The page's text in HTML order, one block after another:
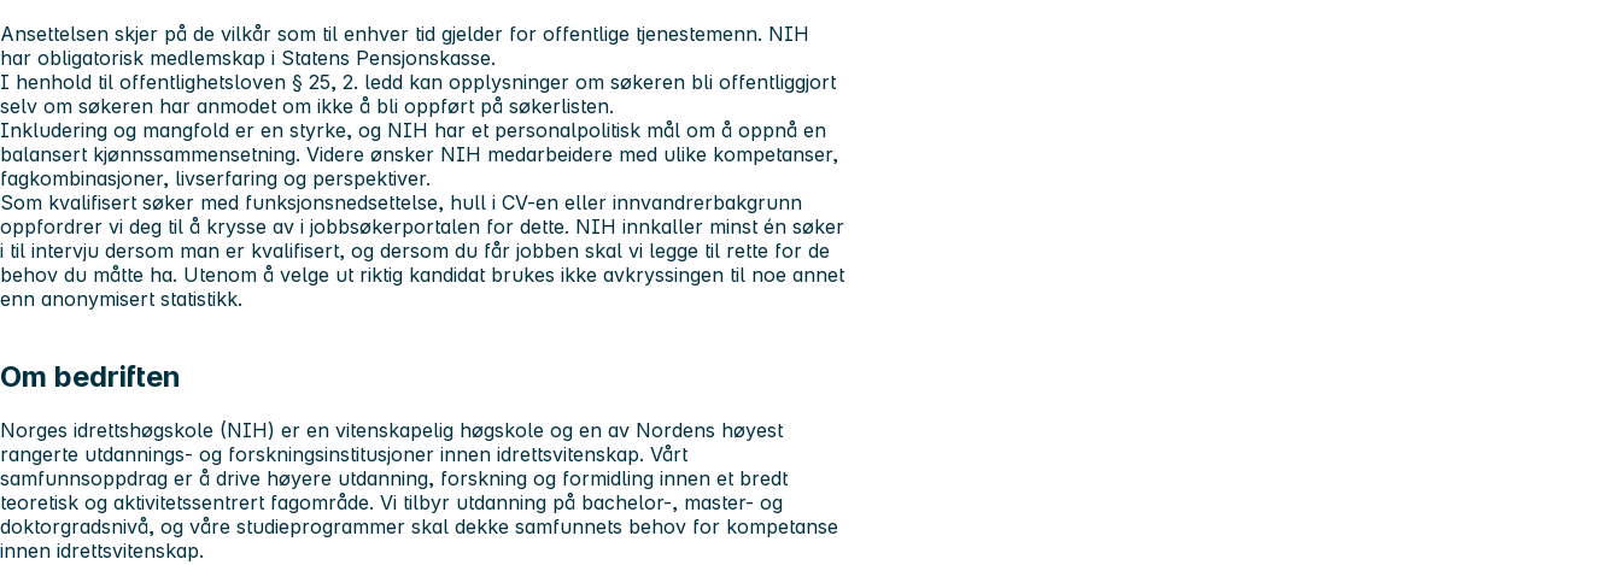
Ansettelsen skjer på de vilkår som til enhver tid gjelder for offentlige tjenestemenn. NIH
har obligatorisk medlemskap i Statens Pensjonskasse.
I henhold til offentlighetsloven § 25, 2. ledd kan opplysninger om søkeren bli offentliggjort
selv om søkeren har anmodet om ikke å bli oppført på søkerlisten.
Inkludering og mangfold er en styrke, og NIH har et personalpolitisk mål om å oppnå en
balansert kjønnssammensetning. Videre ønsker NIH medarbeidere med ulike kompetanser,
fagkombinasjoner, livserfaring og perspektiver.
Som kvalifisert søker med funksjonsnedsettelse, hull i CV-en eller innvandrerbakgrunn
oppfordrer vi deg til å krysse av i jobbsøkerportalen for dette. NIH innkaller minst én søker
i til intervju dersom man er kvalifisert, og dersom du får jobben skal vi legge til rette for de
behov du måtte ha. Utenom å velge ut riktig kandidat brukes ikke avkryssingen til noe annet
enn anonymisert statistikk.
Om bedriften
Norges idrettshøgskole (NIH) er en vitenskapelig høgskole og en av Nordens høyest
rangerte utdannings- og forskningsinstitusjoner innen idrettsvitenskap. Vårt
samfunnsoppdrag er å drive høyere utdanning, forskning og formidling innen et bredt
teoretisk og aktivitetssentrert fagområde. Vi tilbyr utdanning på bachelor-, master- og
doktorgradsnivå, og våre studieprogrammer skal dekke samfunnets behov for kompetanse
innen idrettsvitenskap.